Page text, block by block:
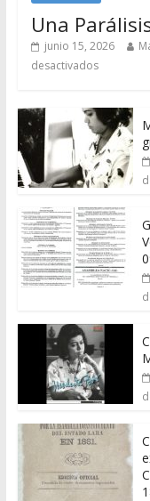
Una
junio 15, 2026
desactivados